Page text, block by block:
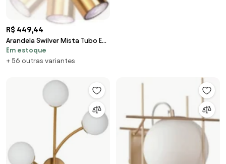
R$ 449,44
Arandela Swilver Mista Tubo E
Globo 13X12X27Cm Globo
Ø08Cm 1Xg9 E 1Xmr...
BRILHO, AMBAR)
Em estoque
+ 56 outras variantes